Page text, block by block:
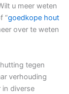
u meer weten
“goedkope hout
over te weten
tegen
verhouding
in diverse